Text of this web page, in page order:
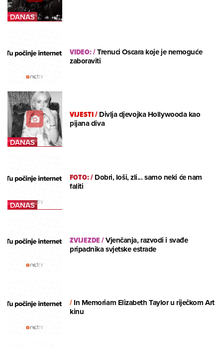
VIDEO:/Trenuci Oscara koje je nemoguće
zaboraviti
VIJESTI/Divlja djevojka Hollywooda kao
pijana diva
FOTO:/Dobri, loši, zli... samo neki će nam
faliti
ZVIJEZDE/Vjenčanja, razvodi i svađe
pripadnika svjetske estrade
/In Memoriam Elizabeth Taylor u riječkom Art
kinu